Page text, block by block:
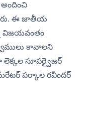
ఈ జాతీయ
విజయవంతం
కావాలని
సూపర్వైజర్
పర్కాల రవీందర్